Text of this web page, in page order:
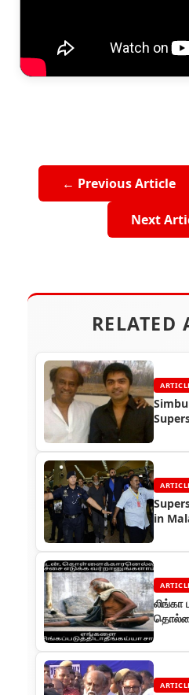
← Previous Article
Next
RELATED
in
லிங்கா